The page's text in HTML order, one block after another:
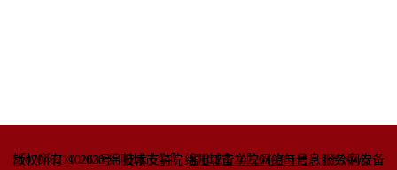
版权所有 © 2020 绵阳城市学院蜀ICP备2022010781号 川公网安备
51070402110263号技术支持：绵阳城市学院网络与信息服务中心